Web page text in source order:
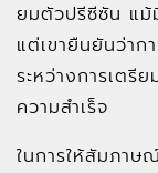
ยมตัวปรีซีซัน แม้
แต่เขายืนยันว่าก
ระหว่างการเตรี
ความสำเร็จ
ในการให้สัมภา